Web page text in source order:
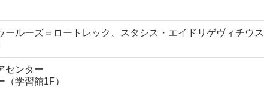
ールーズ＝ロートレック、スタシス・エイドリゲヴィチウ
センター
（学習館1F）